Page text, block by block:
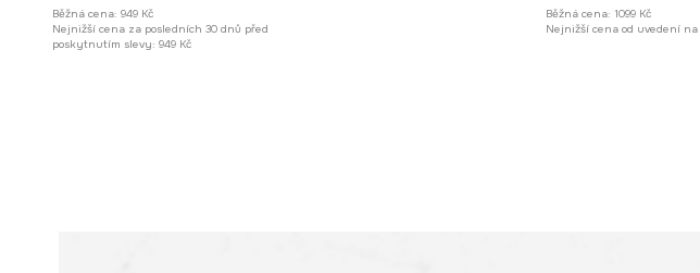
Běžná cena: 949 Kč
Nejnižší cena za posledních 30 dnů před
poskytnutím slevy: 949 Kč
Běžná cena: 1099 Kč
Nejnižší cena od uvedení